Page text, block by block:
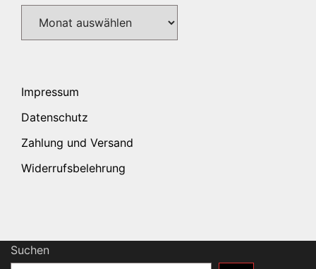
Impressum
Datenschutz
Zahlung und Versand
Widerrufsbelehrung
Suchen